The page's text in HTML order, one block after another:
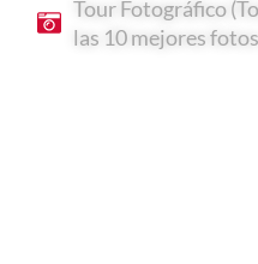
Tour Fotográfico
las 10 mejores